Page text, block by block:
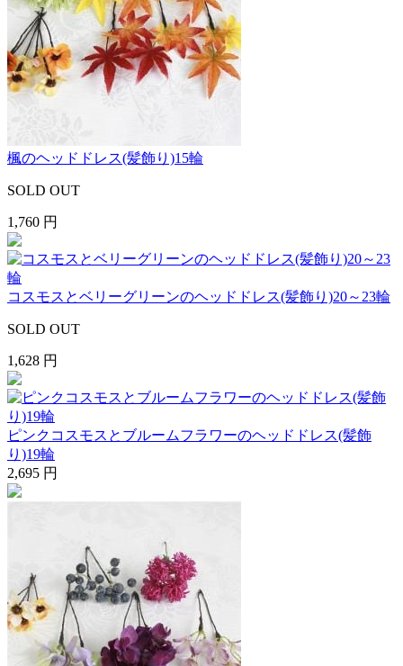
楓のヘッドドレス(髪飾り)15輪
SOLD OUT
1,760 円
コスモスとベリーグリーンのヘッドドレス(髪飾り)20～23輪
SOLD OUT
1,628 円
ピンクコスモスとブルームフラワーのヘッドドレス(髪飾
り)19輪
2,695 円